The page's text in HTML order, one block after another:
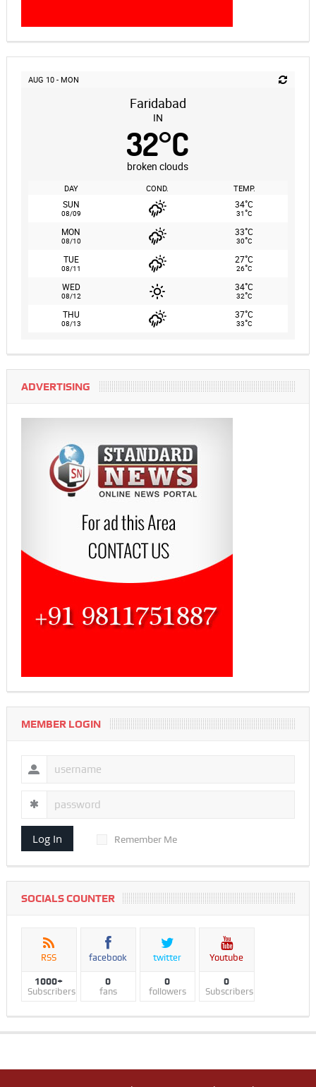
AUG 10 - MON
Faridabad
IN
32°C
broken clouds
DAY COND. TEMP.
SUN
08/09
34°C
31°C
MON
08/10
33°C
30°C
TUE
08/11
27°C
26°C
WED
08/12
34°C
32°C
THU
08/13
37°C
33°C
ADVERTISING
MEMBER LOGIN
Log In Remember Me
SOCIALS COUNTER
RSS
1000+
Subscribers
facebook
0
fans
twitter
0
followers
Youtube
0
Subscribers